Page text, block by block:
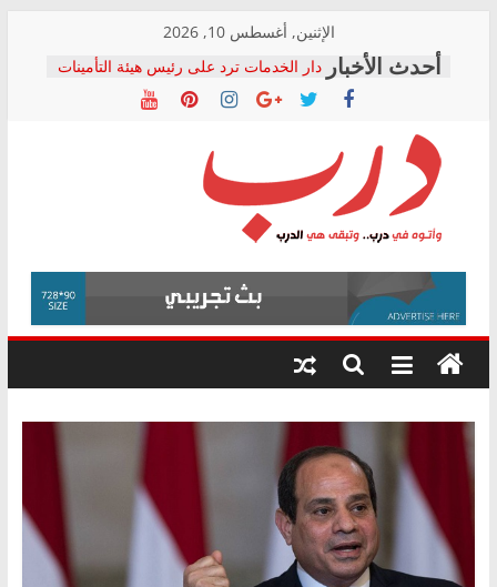
content
الإثنين, أغسطس 10, 2026
دار الخدمات ترد على رئيس هيئة التأمينات
بعد مؤتمره الصحفي: إنكار الأزمة لا ينهي
معاناة أصحاب المعاشات.. ونطالب بكشف
فرحات سليمان يكتب: القطاع الصحي إلى
أين؟
حزب التحالف الشعبي يطلق لجنة “الحق
في الصحة” بالإسكندرية لرصد الانتهاكات
ودعم المرضى
الوزاري لمدينة الصحفيين.. وانتهاء أعمال
إنشاء المبنى الإداري
المجلس القومي لحقوق الإنسان يعلن
متابعة قضية الدكتور محمد زهران.. ويؤكد:
قرينة البراءة وضمانات المحاكمة العادلة
درب
وأتوه
درب..
وتبقى
هي